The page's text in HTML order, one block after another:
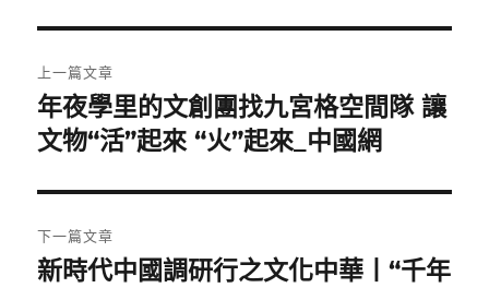
章
導
覽
上一篇文章
上
一
文
章:
年夜學里的文創團找九宮格空間隊 讓
文物“活”起來 “火”起來_中國網
下一篇文章
下
新時代中國調研行之文化中華丨“千年